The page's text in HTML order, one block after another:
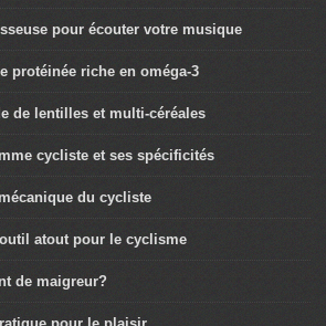
pour écouter votre musique
protéinée riche en oméga-3
de lentilles et multi-céréales
cycliste et ses spécificités
du cycliste
atout pour le cyclisme
de maigreur?